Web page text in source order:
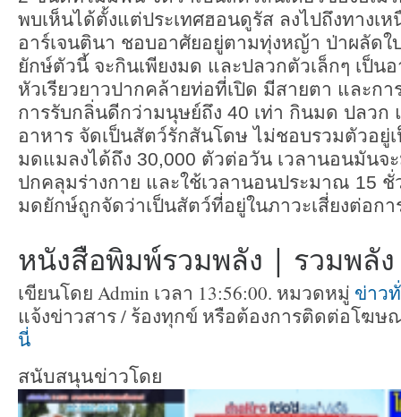
พบเห็นได้ตั้งแต่ประเทศฮอนดูรัส ลงไปถึงทางเห
อาร์เจนตินา ชอบอาศัยอยู่ตามทุ่งหญ้า ป่าผลัด
ยักษ์ตัวนี้ จะกินเพียงมด และปลวกตัวเล็กๆ เป็น
หัวเรียวยาวปากคล้ายท่อที่เปิด มีสายตา และก
การรับกลิ่นดีกว่ามนุษย์ถึง 40 เท่า กินมด ปลวก
อาหาร จัดเป็นสัตว์รักสันโดษ ไม่ชอบรวมตัวอยู่
มดแมลงได้ถึง 30,000 ตัวต่อวัน เวลานอนมันจ
ปกคลุมร่างกาย และใช้เวลานอนประมาณ 15
มดยักษ์ถูกจัดว่าเป็นสัตว์ที่อยู่ในภาวะเสี่ยงต่อก
หนังสือพิมพ์รวมพลัง | รวมพลั
เขียนโดย Admin เวลา 13:56:00. หมวดหมู่ ข่าว
แจ้งข่าวสาร / ร้องทุกข์ หรือต้องการติดต่อโฆ
นี่
สนับสนุนข่าวโดย